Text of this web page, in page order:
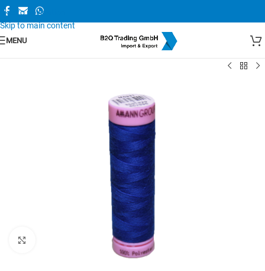
Skip to navigation
Skip to main content
MENU
Zum Vergrößern anklicken